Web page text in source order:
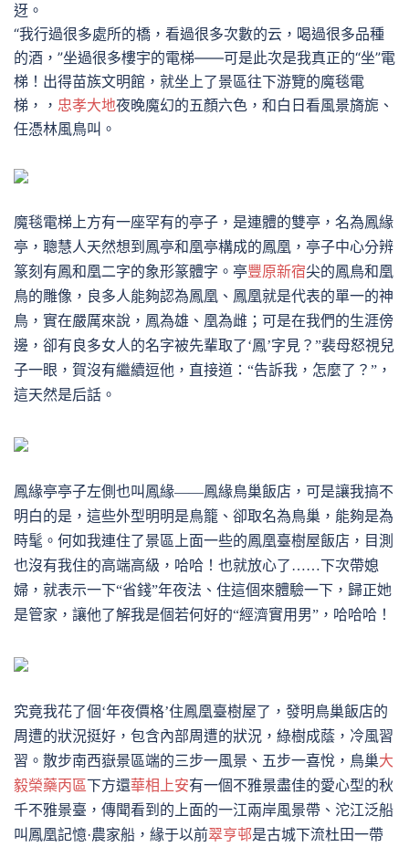
迓。
“我行過很多處所的橋，看過很多次數的云，喝過很多品種
的酒，”坐過很多樓宇的電梯——可是此次是我真正的“坐”電
梯！出得苗族文明館，就坐上了景區往下游覽的魔毯電
梯，， 忠孝大地夜晚魔幻的五顏六色，和白日看風景旖旎、
任憑林風鳥叫。
魔毯電梯 上方有一座罕有的亭子，是連體的雙亭，名為鳳緣
亭，聰慧人天然想到鳳亭和凰亭構成的鳳凰，亭子中心分辨
篆刻有鳳和凰二字的象形篆體字。亭豐原新宿尖的鳳鳥和凰
鳥的雕像，良多人能夠認為鳳凰、鳳凰就是代表的單一的神
鳥，實在嚴厲來說，鳳為雄、凰為雌；可是在我們的生涯傍
邊，卻有良多女人的名字被先輩取了‘鳳’字見？”裴母怒視兒
子一眼，賀沒有繼續逗他，直接道：“告訴我，怎麼了？”，
這天然是后話。
鳳緣亭亭子左側也叫鳳緣——鳳緣鳥巢飯店，可是讓我搞不
明白的是，這些外型明明是鳥籠、卻取名為鳥巢，能夠是為
時髦。何如我連住了景區上面一些的鳳凰臺樹屋飯店，目測
也沒有我住的高端高級，哈哈！也就放心了……下次帶媳
婦，就表示一下“省錢”年夜法、住這個來體驗一下，歸正她
是管家，讓他了解我是個若何好的“經濟實用男”，哈哈哈！
究竟我花了個‘年夜價格’住鳳凰臺樹屋了，發明鳥巢飯店的
周遭的狀況挺好，包含內部周遭的狀況，綠樹成蔭，冷風習
習。散步南西嶽景區端的三步一風景、五步一喜悅，鳥巢大
毅榮藥丙區下方還華相上安有一個不雅景盡佳的愛心型的秋
千不雅景臺，傳聞看到的上面的一江兩岸風景帶、沱江泛船
叫鳳凰記憶·農家船，緣于以前翠亨邨是古城下流杜田一帶